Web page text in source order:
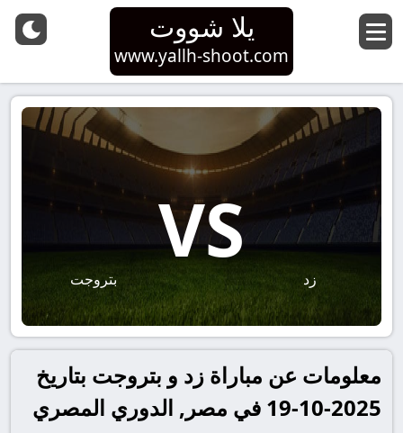
يلا شووت
www.yallh-shoot.com
زد
VS
بتروجت
معلومات عن مباراة زد و بتروجت بتاريخ
2025-10-19 في مصر, الدوري المصري